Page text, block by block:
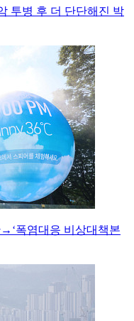
투병 후 더 단단해진 박
폭염대응 비상대책본